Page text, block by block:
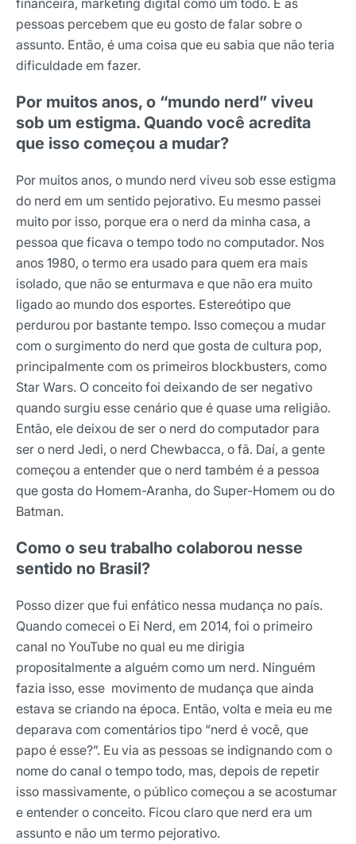
pessoas percebem que eu gosto de falar sobre o
assunto. Então, é uma coisa que eu sabia que não teria
dificuldade em fazer.
Por muitos anos, o “mundo nerd” viveu
sob um estigma. Quando você acredita
que isso começou a mudar?
Por muitos anos, o mundo nerd viveu sob esse estigma
do nerd em um sentido pejorativo. Eu mesmo passei
muito por isso, porque era o nerd da minha casa, a
pessoa que ficava o tempo todo no computador. Nos
anos 1980, o termo era usado para quem era mais
isolado, que não se enturmava e que não era muito
ligado ao mundo dos esportes. Estereótipo que
perdurou por bastante tempo. Isso começou a mudar
com o surgimento do nerd que gosta de cultura pop,
principalmente com os primeiros blockbusters, como
Star Wars. O conceito foi deixando de ser negativo
quando surgiu esse cenário que é quase uma religião.
Então, ele deixou de ser o nerd do computador para
ser o nerd Jedi, o nerd Chewbacca, o fã. Daí, a gente
começou a entender que o nerd também é a pessoa
que gosta do Homem-Aranha, do Super-Homem ou do
Batman.
Como o seu trabalho colaborou nesse
sentido no Brasil?
Posso dizer que fui enfático nessa mudança no país.
Quando comecei o Ei Nerd, em 2014, foi o primeiro
canal no YouTube no qual eu me dirigia
propositalmente a alguém como um nerd. Ninguém
fazia isso, esse movimento de mudança que ainda
estava se criando na época. Então, volta e meia eu me
deparava com comentários tipo “nerd é você, que
papo é esse?”. Eu via as pessoas se indignando com o
nome do canal o tempo todo, mas, depois de repetir
isso massivamente, o público começou a se acostumar
e entender o conceito. Ficou claro que nerd era um
assunto e não um termo pejorativo.